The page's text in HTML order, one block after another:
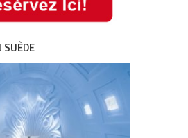
SUÈDE